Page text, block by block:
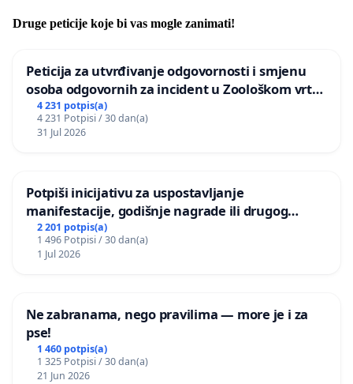
Druge peticije koje bi vas mogle zanimati!
Peticija za utvrđivanje odgovornosti i smjenu
osoba odgovornih za incident u Zoološkom vrtu
Grada Zagreba
4 231 potpis(a)
4 231 Potpisi / 30 dan(a)
31 Jul 2026
Potpiši inicijativu za uspostavljanje
manifestacije, godišnje nagrade ili drugog
javnog događaja „Edin Avdić“ u Sarajevu
2 201 potpis(a)
1 496 Potpisi / 30 dan(a)
1 Jul 2026
Ne zabranama, nego pravilima — more je i za
pse!
1 460 potpis(a)
1 325 Potpisi / 30 dan(a)
21 Jun 2026